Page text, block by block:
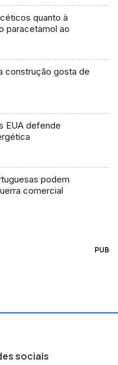
quanto à
paracetamol ao
construção gosta de
EUA defende
podem
comercial
PUB
sociais